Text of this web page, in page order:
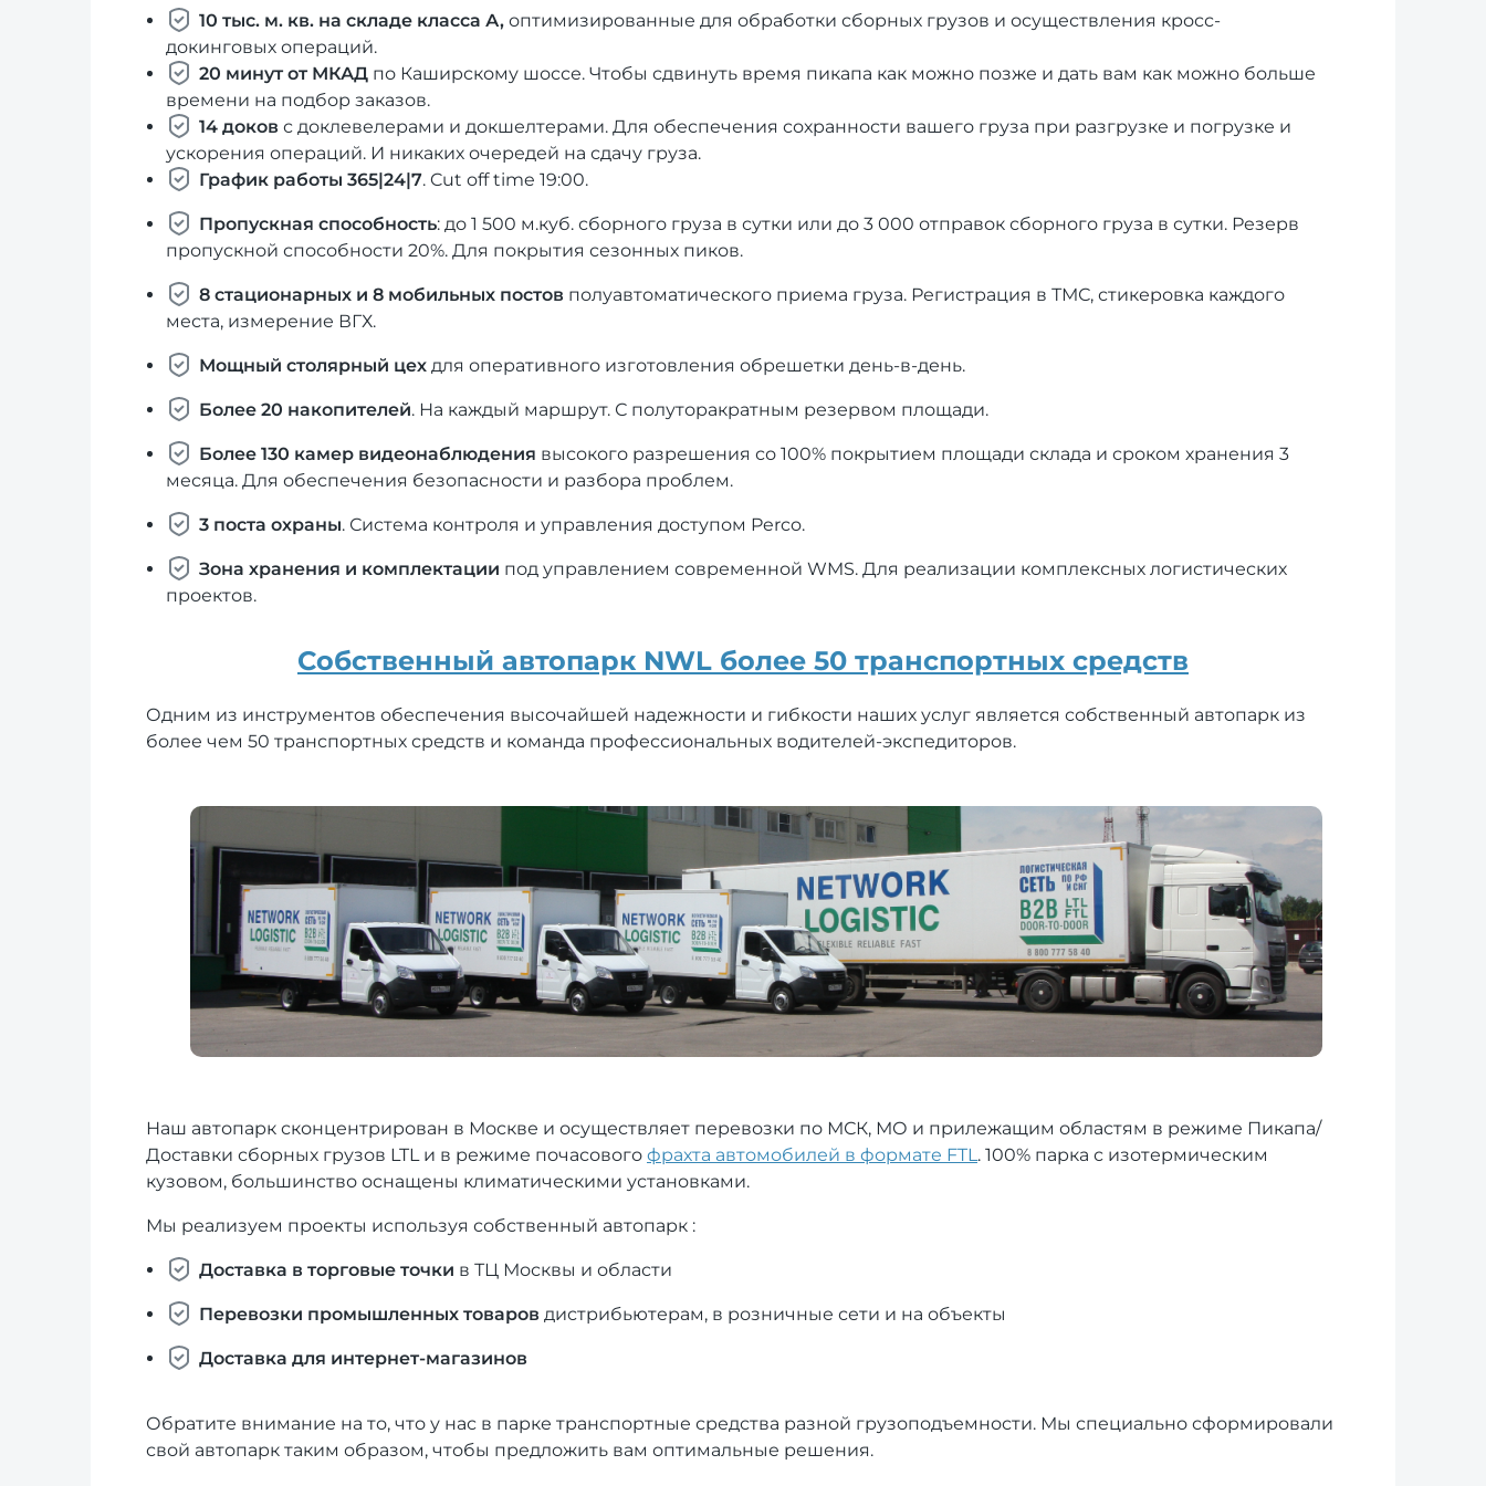
10 тыс. м. кв. на складе класса А, оптимизированные для обработки сборных грузов и осуществления кросс-
докинговых операций.
20 минут от МКАД по Каширскому шоссе. Чтобы сдвинуть время пикапа как можно позже и дать вам как можно больше
времени на подбор заказов.
14 доков с доклевелерами и докшелтерами. Для обеспечения сохранности вашего груза при разгрузке и погрузке и
ускорения операций. И никаких очередей на сдачу груза.
График работы 365|24|7. Cut off time 19:00.
Пропускная способность: до 1 500 м.куб. сборного груза в сутки или до 3 000 отправок сборного груза в сутки. Резерв
пропускной способности 20%. Для покрытия сезонных пиков.
8 стационарных и 8 мобильных постов полуавтоматического приема груза. Регистрация в ТМС, стикеровка каждого
места, измерение ВГХ.
Мощный столярный цех для оперативного изготовления обрешетки день-в-день.
Более 20 накопителей. На каждый маршрут. С полуторакратным резервом площади.
Более 130 камер видеонаблюдения высокого разрешения со 100% покрытием площади склада и сроком хранения 3
месяца. Для обеспечения безопасности и разбора проблем.
3 поста охраны. Система контроля и управления доступом Perco.
Зона хранения и комплектации под управлением современной WMS. Для реализации комплексных логистических
проектов.
Собственный автопарк NWL более 50 транспортных средств
Одним из инструментов обеспечения высочайшей надежности и гибкости наших услуг является собственный автопарк из
более чем 50 транспортных средств и команда профессиональных водителей-экспедиторов.
Наш автопарк сконцентрирован в Москве и осуществляет перевозки по МСК, МО и прилежащим областям в режиме Пикапа/
Доставки сборных грузов LTL и в режиме почасового фрахта автомобилей в формате FTL. 100% парка с изотермическим
кузовом, большинство оснащены климатическими установками.
Мы реализуем проекты используя собственный автопарк :
Доставка в торговые точки в ТЦ Москвы и области
Перевозки промышленных товаров дистрибьютерам, в розничные сети и на объекты
Доставка для интернет-магазинов
Обратите внимание на то, что у нас в парке транспортные средства разной грузоподъемности. Мы специально сформировали
свой автопарк таким образом, чтобы предложить вам оптимальные решения.